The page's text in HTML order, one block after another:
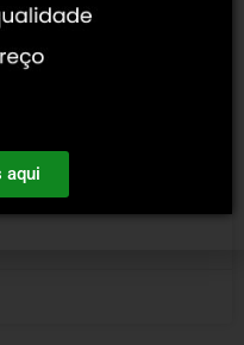
Do Pilates
para ajudar o
mesma de dentro
aqui